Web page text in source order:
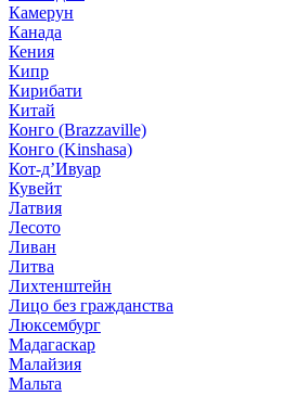
Камерун
Канада
Кения
Кипр
Кирибати
Китай
Конго (Brazzaville)
Конго (Kinshasa)
Кот-д’Ивуар
Кувейт
Латвия
Лесото
Ливан
Литва
Лихтенштейн
Лицо без гражданства
Люксембург
Мадагаскар
Малайзия
Мальта